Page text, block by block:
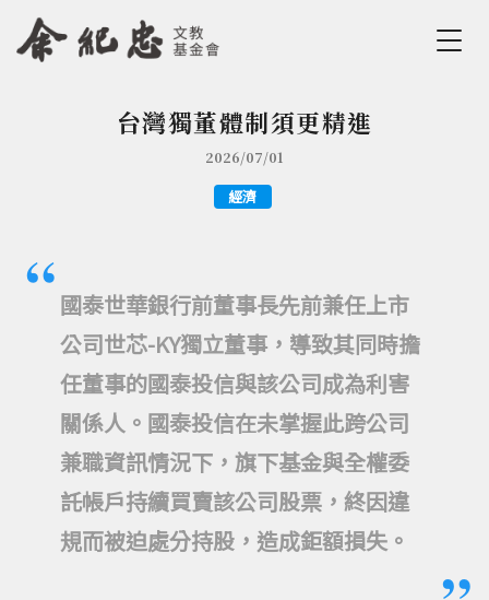
Jump to Navigation
Jump to Main content
台灣獨董體制須更精進
2026/07/01
經濟
國泰世華銀行前董事長先前兼任上市
公司世芯-KY獨立董事，導致其同時擔
任董事的國泰投信與該公司成為利害
關係人。國泰投信在未掌握此跨公司
兼職資訊情況下，旗下基金與全權委
託帳戶持續買賣該公司股票，終因違
規而被迫處分持股，造成鉅額損失。